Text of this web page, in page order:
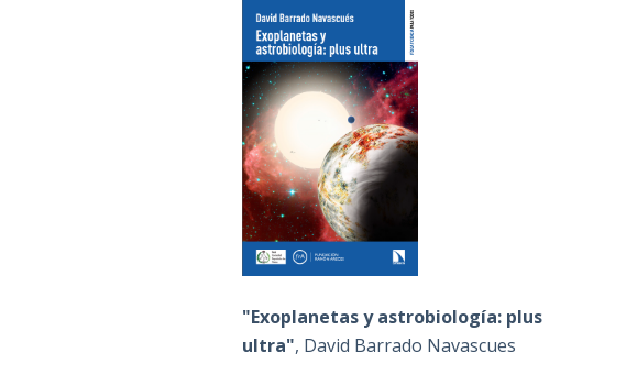
"Exoplanetas y astrobiología: plus
ultra", David Barrado Navascues